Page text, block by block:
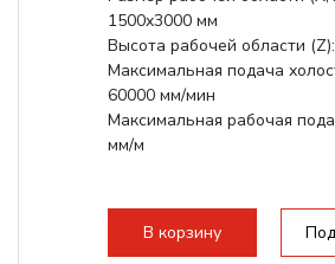
1500x3000 мм
Высота рабочей области
Максимальная подача
60000 мм/мин
Максимальная рабочая
мм/м
В корзину